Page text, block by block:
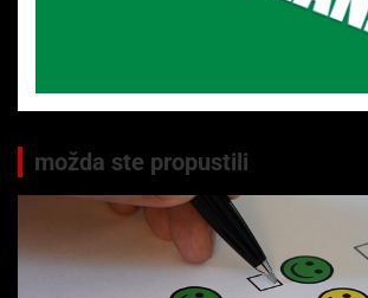
možda ste propustili